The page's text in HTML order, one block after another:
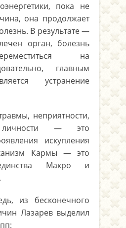
пока не
она продолжает
В результате —
орган, болезнь
на
главным
устранение
неприятности,
личности — это
искупления
Кармы — это
Макро и
из бесконечного
Лазарев выделил